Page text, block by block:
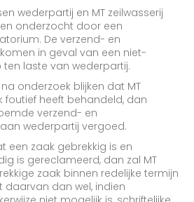
wederpartij en MT zeilwasserij
onderzocht door een
De verzend- en
in geval van een niet-
laste van wederpartij.
onderzoek blijken dat MT
foutief heeft behandeld, dan
verzend- en
wederpartij vergoed.
een zaak gebrekkig is en
is gereclameerd, dan zal MT
zaak binnen redelijke termijn
dan wel, indien